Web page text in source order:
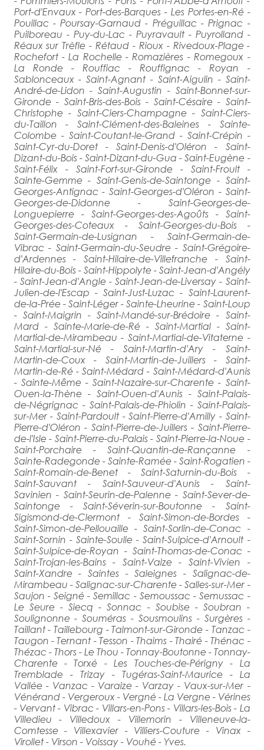
Port-d'Envaux - Port-des-Barques - Les Portes-en-Ré -
Pouillac - Poursay-Garnaud - Préguillac - Prignac -
Puilboreau - Puy-du-Lac - Puyravault - Puyrolland -
Réaux sur Trèfle - Rétaud - Rioux - Rivedoux-Plage -
Rochefort - La Rochelle - Romazières - Romegoux -
La Ronde - Rouffiac - Rouffignac - Royan -
Sablonceaux - Saint-Agnant - Saint-Aigulin - Saint-
André-de-Lidon - Saint-Augustin - Saint-Bonnet-sur-
Gironde - Saint-Bris-des-Bois - Saint-Césaire - Saint-
Christophe - Saint-Ciers-Champagne - Saint-Ciers-
du-Taillon - Saint-Clément-des-Baleines - Sainte-
Colombe - Saint-Coutant-le-Grand - Saint-Crépin -
Saint-Cyr-du-Doret - Saint-Denis-d'Oléron - Saint-
Dizant-du-Bois - Saint-Dizant-du-Gua - Saint-Eugène -
Saint-Félix - Saint-Fort-sur-Gironde - Saint-Froult -
Sainte-Gemme - Saint-Genis-de-Saintonge - Saint-
Georges-Antignac - Saint-Georges-d'Oléron - Saint-
Georges-de-Didonne - Saint-Georges-de-
Longuepierre - Saint-Georges-des-Agoûts - Saint-
Georges-des-Coteaux - Saint-Georges-du-Bois -
Saint-Germain-de-Lusignan - Saint-Germain-de-
Vibrac - Saint-Germain-du-Seudre - Saint-Grégoire-
d'Ardennes - Saint-Hilaire-de-Villefranche - Saint-
Hilaire-du-Bois - Saint-Hippolyte - Saint-Jean-d'Angély
- Saint-Jean-d'Angle - Saint-Jean-de-Liversay - Saint-
Julien-de-l'Escap - Saint-Just-Luzac - Saint-Laurent-
de-la-Prée - Saint-Léger - Sainte-Lheurine - Saint-Loup
- Saint-Maigrin - Saint-Mandé-sur-Brédoire - Saint-
Mard - Sainte-Marie-de-Ré - Saint-Martial - Saint-
Martial-de-Mirambeau - Saint-Martial-de-Vitaterne -
Saint-Martial-sur-Né - Saint-Martin-d'Ary - Saint-
Martin-de-Coux - Saint-Martin-de-Juillers - Saint-
Martin-de-Ré - Saint-Médard - Saint-Médard-d'Aunis
- Sainte-Même - Saint-Nazaire-sur-Charente - Saint-
Ouen-la-Thène - Saint-Ouen-d'Aunis - Saint-Palais-
de-Négrignac - Saint-Palais-de-Phiolin - Saint-Palais-
sur-Mer - Saint-Pardoult - Saint-Pierre-d'Amilly - Saint-
Pierre-d'Oléron - Saint-Pierre-de-Juillers - Saint-Pierre-
de-l'Isle - Saint-Pierre-du-Palais - Saint-Pierre-la-Noue -
Saint-Porchaire - Saint-Quantin-de-Rançanne -
Sainte-Radegonde - Sainte-Ramée - Saint-Rogatien -
Saint-Romain-de-Benet - Saint-Saturnin-du-Bois -
Saint-Sauvant - Saint-Sauveur-d'Aunis - Saint-
Savinien - Saint-Seurin-de-Palenne - Saint-Sever-de-
Saintonge - Saint-Séverin-sur-Boutonne - Saint-
Sigismond-de-Clermont - Saint-Simon-de-Bordes -
Saint-Simon-de-Pellouaille - Saint-Sorlin-de-Conac -
Saint-Sornin - Sainte-Soulle - Saint-Sulpice-d'Arnoult -
Saint-Sulpice-de-Royan - Saint-Thomas-de-Conac -
Saint-Trojan-les-Bains - Saint-Vaize - Saint-Vivien -
Saint-Xandre - Saintes - Saleignes - Salignac-de-
Mirambeau - Salignac-sur-Charente - Salles-sur-Mer -
Saujon - Seigné - Semillac - Semoussac - Semussac -
Le Seure - Siecq - Sonnac - Soubise - Soubran -
Soulignonne - Souméras - Sousmoulins - Surgères -
Taillant - Taillebourg - Talmont-sur-Gironde - Tanzac -
Taugon - Ternant - Tesson - Thaims - Thairé - Thénac -
Thézac - Thors - Le Thou - Tonnay-Boutonne - Tonnay-
Charente - Torxé - Les Touches-de-Périgny - La
Tremblade - Trizay - Tugéras-Saint-Maurice - La
Vallée - Vanzac - Varaize - Varzay - Vaux-sur-Mer -
Vénérand - Vergeroux - Vergné - La Vergne - Vérines
- Vervant - Vibrac - Villars-en-Pons - Villars-les-Bois - La
Villedieu - Villedoux - Villemorin - Villeneuve-la-
Comtesse - Villexavier - Villiers-Couture - Vinax -
Virollet - Virson - Voissay - Vouhé - Yves.